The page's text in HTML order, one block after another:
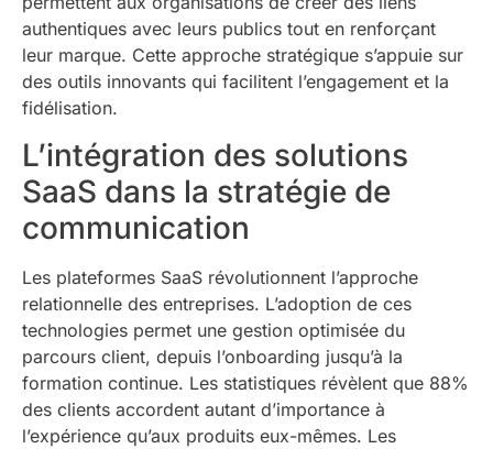
authentiques avec leurs publics tout en renforçant
leur marque. Cette approche stratégique s’appuie sur
des outils innovants qui facilitent l’engagement et la
fidélisation.
L’intégration des solutions
SaaS dans la stratégie de
communication
Les plateformes SaaS révolutionnent l’approche
relationnelle des entreprises. L’adoption de ces
technologies permet une gestion optimisée du
parcours client, depuis l’onboarding jusqu’à la
formation continue. Les statistiques révèlent que 88%
des clients accordent autant d’importance à
l’expérience qu’aux produits eux-mêmes. Les